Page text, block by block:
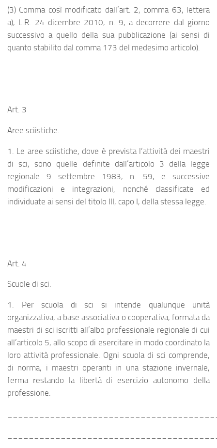
(3) Comma così modificato dall’art. 2, comma 63, lettera
a), L.R. 24 dicembre 2010, n. 9, a decorrere dal giorno
successivo a quello della sua pubblicazione (ai sensi di
quanto stabilito dal comma 173 del medesimo articolo).
Art. 3
Aree sciistiche.
1. Le aree sciistiche, dove è prevista l’attività dei maestri
di sci, sono quelle definite dall’articolo 3 della legge
regionale 9 settembre 1983, n. 59, e successive
modificazioni e integrazioni, nonché classificate ed
individuate ai sensi del titolo III, capo I, della stessa legge.
Art. 4
Scuole di sci.
1. Per scuola di sci si intende qualunque unità
organizzativa, a base associativa o cooperativa, formata da
maestri di sci iscritti all’albo professionale regionale di cui
all’articolo 5, allo scopo di esercitare in modo coordinato la
loro attività professionale. Ogni scuola di sci comprende,
di norma, i maestri operanti in una stazione invernale,
ferma restando la libertà di esercizio autonomo della
professione.